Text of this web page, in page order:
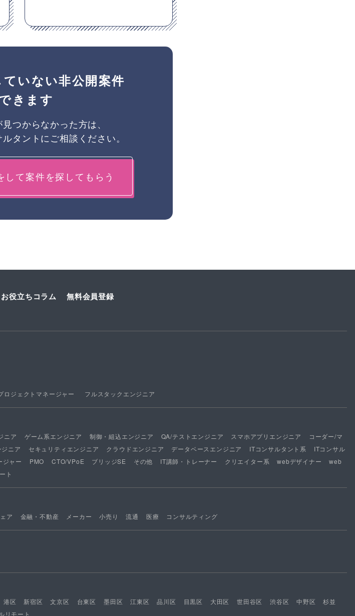
いない非公開案件
きます
つからなかった方は、
タントにご相談ください。
して案件を探してもらう
お役立ちコラム 無料会員登録
ロジェクトマネージャー フルスタックエンジニア
ニア ゲーム系エンジニア 制御・組込エンジニア QA/テストエンジニア スマホアプリエンジニア
コーダー/マ
ニア セキュリティエンジニア クラウドエンジニア データベースエンジニア ITコンサルタント系
ITコンサル
ジャー PMO CTO/VPoE ブリッジSE その他 IT講師・トレーナー クリエイター系 webデザイナー
web
ト
ア 金融・不動産 メーカー 小売り 流通 医療 コンサルティング
港区 新宿区 文京区 台東区 墨田区 江東区 品川区 目黒区 大田区 世田谷区 渋谷区 中野区
杉並
リモート